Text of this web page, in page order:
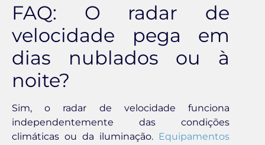
FAQ: O radar de
velocidade pega em
dias nublados ou à
noite?
Sim, o radar de velocidade funciona
independentemente das condições
climáticas ou da iluminação. Equipamentos